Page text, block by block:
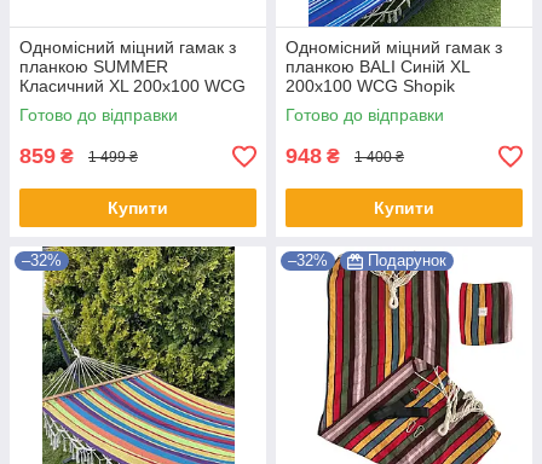
Одномісний міцний гамак з
планкою SUMMER
Класичний XL 200х100 WCG
Shopik
Готово до відправки
859 ₴ 1 499 ₴
Купити
Одномісний міцний гамак з
планкою BALI Синій XL
200х100 WCG Shopik
Готово до відправки
948 ₴ 1 400 ₴
Купити
–32% –32% Подарунок